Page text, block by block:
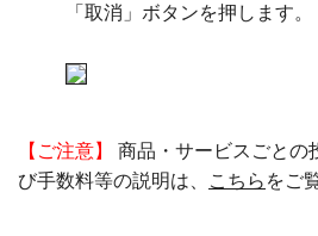
「取消」ボタンを押します。
【ご注意】
商品・サービスごとの
び手数料等の説明は、
こちら をご